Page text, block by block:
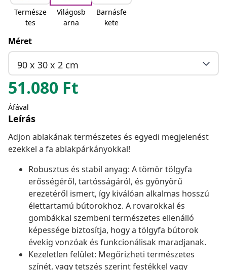
Természe
tes
Világosb
arna
Barnásfe
kete
Méret
90 x 30 x 2 cm
51.080 Ft
Áfával
Leírás
Adjon ablakának természetes és egyedi megjelenést
ezekkel a fa ablakpárkányokkal!
Robusztus és stabil anyag: A tömör tölgyfa
erősségéről, tartósságáról, és gyönyörű
erezetéről ismert, így kiválóan alkalmas hosszú
élettartamú bútorokhoz. A rovarokkal és
gombákkal szembeni természetes ellenálló
képessége biztosítja, hogy a tölgyfa bútorok
évekig vonzóak és funkcionálisak maradjanak.
Kezeletlen felület: Megőrizheti természetes
színét, vagy tetszés szerint festékkel vagy